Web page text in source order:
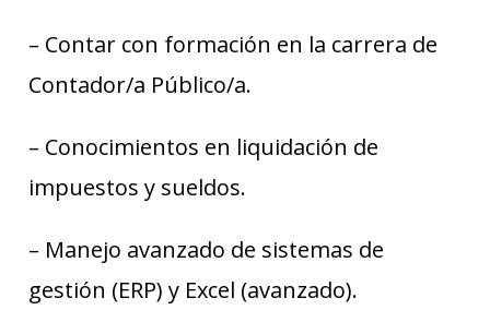
– Contar con formación en la carrera de
Contador/a Público/a.
– Conocimientos en liquidación de
impuestos y sueldos.
– Manejo avanzado de sistemas de
gestión (ERP) y Excel (avanzado).